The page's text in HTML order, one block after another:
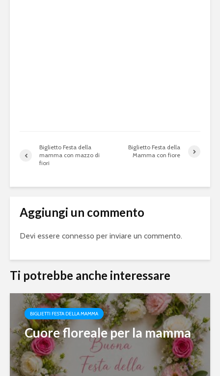
Biglietto Festa della
mamma con mazzo di
fiori
Biglietto Festa della
Mamma con fiore
Aggiungi un commento
Devi essere connesso per inviare un commento.
Ti potrebbe anche interessare
BIGLIETTI FESTA DELLA MAMMA
Cuore floreale per la mamma